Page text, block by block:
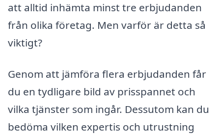
att alltid inhämta minst tre erbjudanden
från olika företag. Men varför är detta så
viktigt?
Genom att jämföra flera erbjudanden får
du en tydligare bild av prisspannet och
vilka tjänster som ingår. Dessutom kan du
bedöma vilken expertis och utrustning